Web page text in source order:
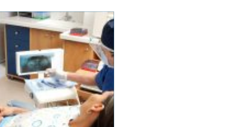
Sverige söker många
efter skonsamma
metoder som kan stödja
återhämtning, energi och
allmänt välbefinnande
utan ingrepp eller...